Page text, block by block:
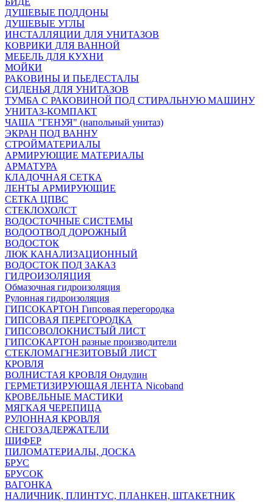
ДУШЕВЫЕ ПОДДОНЫ
ДУШЕВЫЕ УГЛЫ
ИНСТАЛЛЯЦИИ ДЛЯ УНИТАЗОВ
КОВРИКИ ДЛЯ ВАННОЙ
МЕБЕЛЬ ДЛЯ КУХНИ
МОЙКИ
РАКОВИНЫ И ПЬЕДЕСТАЛЫ
СИДЕНЬЯ ДЛЯ УНИТАЗОВ
ТУМБА С РАКОВИНОЙ ПОД СТИРАЛЬНУЮ МАШИНУ
УНИТАЗ-КОМПАКТ
ЧАША "ГЕНУЯ" (напольный унитаз)
ЭКРАН ПОД ВАННУ
СТРОЙМАТЕРИАЛЫ
АРМИРУЮЩИЕ МАТЕРИАЛЫ
АРМАТУРА
КЛАДОЧНАЯ СЕТКА
ЛЕНТЫ АРМИРУЮЩИЕ
СЕТКА ЦПВС
СТЕКЛОХОЛСТ
ВОДОСТОЧНЫЕ СИСТЕМЫ
ВОДООТВОД ДОРОЖНЫЙ
ВОДОСТОК
ЛЮК КАНАЛИЗАЦИОННЫЙ
ВОДОСТОК ПОД ЗАКАЗ
ГИДРОИЗОЛЯЦИЯ
Обмазочная гидроизоляция
Рулонная гидроизоляция
ГИПСОКАРТОН Гипсовая перегородка
ГИПСОВАЯ ПЕРЕГОРОДКА
ГИПСОВОЛОКНИСТЫЙ ЛИСТ
ГИПСОКАРТОН разные производители
СТЕКЛОМАГНЕЗИТОВЫЙ ЛИСТ
КРОВЛЯ
ВОЛНИСТАЯ КРОВЛЯ Ондулин
ГЕРМЕТИЗИРУЮЩАЯ ЛЕНТА Nicoband
КРОВЕЛЬНЫЕ МАСТИКИ
МЯГКАЯ ЧЕРЕПИЦА
РУЛОННАЯ КРОВЛЯ
СНЕГОЗАДЕРЖАТЕЛИ
ШИФЕР
ПИЛОМАТЕРИАЛЫ, ДОСКА
БРУС
БРУСОК
ВАГОНКА
НАЛИЧНИК, ПЛИНТУС, ПЛАНКЕН, ШТАКЕТНИК